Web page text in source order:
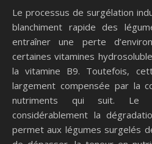
Le processus de surgélation
blanchiment rapide des
entraîner une perte
certaines vitamines
la vitamine B9. Toutefois,
largement compensée par la
nutriments qui suit. Le
considérablement la
permet aux légumes surgelés